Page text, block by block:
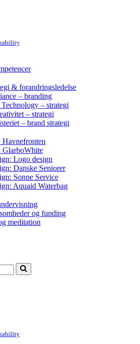
& forandringsledelse
– branding
Technology – strategi
– strategi
– brand strategi
Havnefronten
GlarboWhite
Logo design
Danske Seniorer
Sonne Service
Aquaid Waterbag
og funding
meditation